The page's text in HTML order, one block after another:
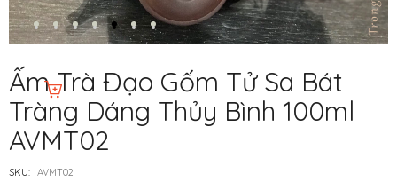
Ấm Trà Đạo Gốm Tử Sa Bát
Tràng Dáng Thủy Bình 100ml
AVMT02
SKU: AVMT02